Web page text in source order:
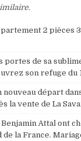
2 pièces
portes de sa
son refuge du
nouveau départ
la vente de La
Attal ont
la France.